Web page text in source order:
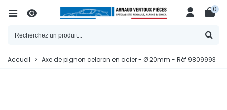
0
Accueil > Axe de pignon celoron en acier - Ø 20mm - Réf 9809993